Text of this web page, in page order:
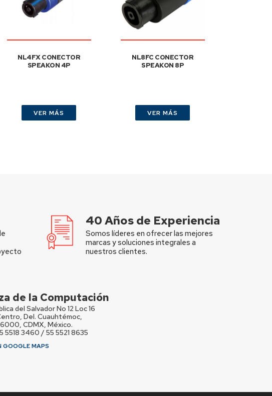
NL4FX CONECTOR
SPEAKON 4P
VER MÁS
NL8FC CONECTOR
SPEAKON 8P
VER MÁS
40 Años de Experiencia
Somos líderes en ofrecer las mejores
marcas y soluciones integrales a
nuestros clientes.
de la Computación
del Salvador No 12 Loc 16
Del. Cuauhtémoc,
CDMX, México.
5518 3460 / 55 5521 8635
GOOGLE MAPS